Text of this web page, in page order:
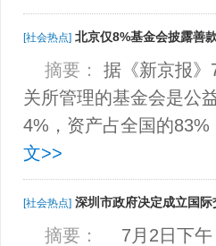
[社会热点] 北京仅8%基金会披露善
摘要：
据《新京报
关所管理的基金会是公
4%，资产占全国的
文>>
[社会热点] 深圳市政府决定成立国
摘要：
7月2日下午